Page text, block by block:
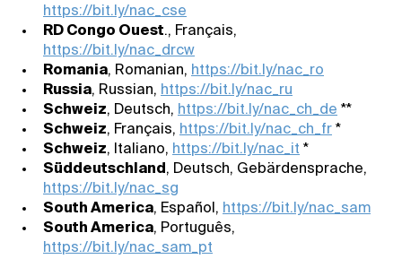
https://bit.ly/nac_cse
RD Congo Ouest., Français,
https://bit.ly/nac_drcw
Romania, Romanian, https://bit.ly/nac_ro
Russia, Russian, https://bit.ly/nac_ru
Schweiz, Deutsch, https://bit.ly/nac_ch_de **
Schweiz, Français, https://bit.ly/nac_ch_fr *
Schweiz, Italiano, https://bit.ly/nac_it *
Süddeutschland , Deutsch, Gebärdensprache,
https://bit.ly/nac_sg
South America, Español, https://bit.ly/nac_sam
South America, Português,
https://bit.ly/nac_sam_pt